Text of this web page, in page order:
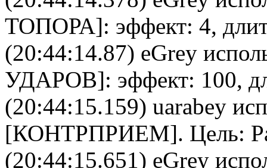
ТОПОРА]: эффект: 4,
(20:44:14.87) eGrey
УДАРОВ]: эффект: 100,
(20:44:15.159) uarabey
[КОНТРПРИЕМ]. Цель:
(20:44:15.651) eGrey